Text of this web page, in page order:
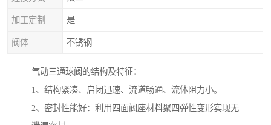
加工定制 是
阀体 不锈钢
气动三通球阀的结构及特征：
1、结构紧凑、启闭迅速、流道畅通、流体阻力小。
2、密封性能好：利用四面阀座材料聚四弹性变形实现无